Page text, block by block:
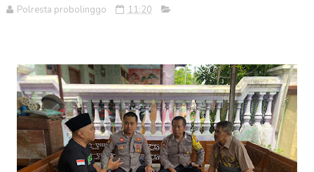
Polresta probolinggo 11:20